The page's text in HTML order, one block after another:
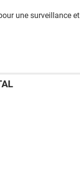
une surveillance